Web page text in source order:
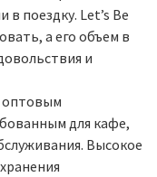
в поездку. Let’s Be
а его объем в
и
оптовым
для кафе,
Высокое